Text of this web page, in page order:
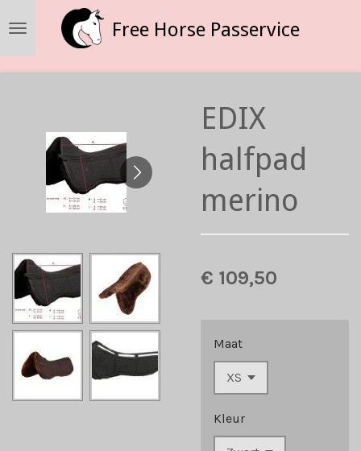
Free Horse Passervice
EDIX
halfpad
merino
€ 109,50
Maat
Kleur